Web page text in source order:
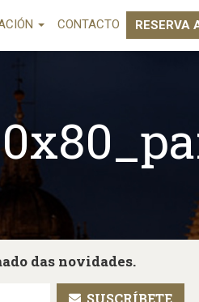
CONTACTO RESERVA
das novidades.